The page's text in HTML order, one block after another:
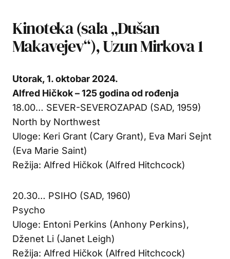
Kinoteka (sala „Dušan
Makavejev“), Uzun Mirkova 1
Utorak, 1. oktobar 2024.
Alfred Hičkok – 125 godina od rođenja
18.00… SEVER-SEVEROZAPAD (SAD, 1959)
North by Northwest
Uloge: Keri Grant (Cary Grant), Eva Mari Sejnt
(Eva Marie Saint)
Režija: Alfred Hičkok (Alfred Hitchcock)
20.30… PSIHO (SAD, 1960)
Psycho
Uloge: Entoni Perkins (Anhony Perkins),
Dženet Li (Janet Leigh)
Režija: Alfred Hičkok (Alfred Hitchcock)